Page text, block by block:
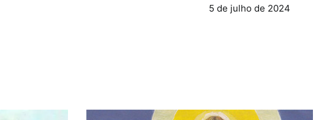
5 de julho de 2024